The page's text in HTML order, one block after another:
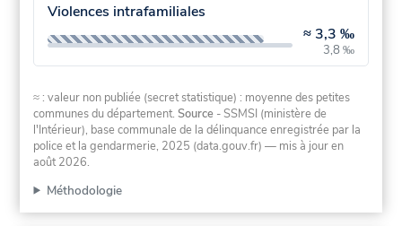
Violences intrafamiliales
≈ 3,3 ‰
3,8 ‰
≈ : valeur non publiée (secret statistique) : moyenne des petites
communes du département.Source - SSMSI (ministère de
l'Intérieur), base communale de la délinquance enregistrée par la
police et la gendarmerie, 2025 (data.gouv.fr) — mis à jour en
août 2026.
Méthodologie